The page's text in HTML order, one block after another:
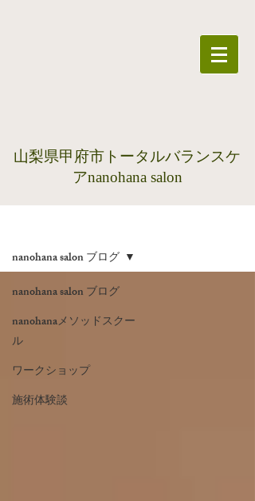
​山梨県甲府市トータルバランスケ
アnanohana salon
nanohana salon ブログ
nanohanaメソッドスクー
ル
ワークショップ
施術体験談
nanohana salon ブログ